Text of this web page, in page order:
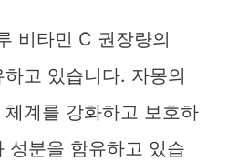
비타민 C 권장량의
고 있습니다. 자몽의
계를 강화하고 보호하
성분을 함유하고 있습